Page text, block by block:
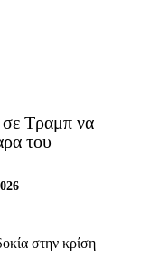
Τραμπ να
του